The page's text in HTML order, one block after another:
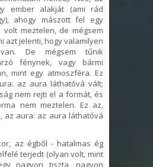
ember alakját (ami rád
ahogy mászott fel egy
volt meztelen, de mégsem
azt jelenti, hogy valamilyen
De mégsem tűnik
fénynek, vagy bármi
mint egy atmoszféra. Ez
az aura láthatóvá vált;
nem rejti el a formát, és
nem meztelen. Ez az,
az aura: az aura láthatóvá
az égből - hatalmas ég
terjedt (olyan volt, mint
nagyon tiszta, nagyon